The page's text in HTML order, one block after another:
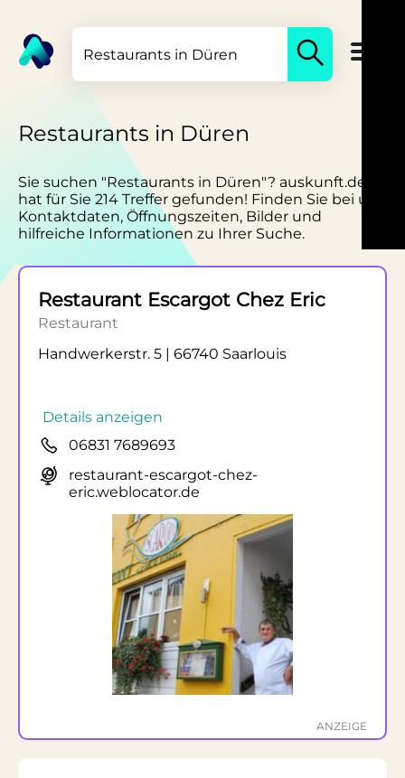
Restaurants in Düren
Sie suchen "Restaurants in Düren"? auskunft.de
hat für Sie 214 Treffer gefunden! Finden Sie bei uns
Kontaktdaten, Öffnungszeiten, Bilder und
hilfreiche Informationen zu Ihrer Suche.
Restaurant Escargot Chez Eric
Restaurant
Handwerkerstr. 5 | 66740 Saarlouis
Details anzeigen
06831 7689693
restaurant-escargot-chez-
eric.weblocator.de
ANZEIGE